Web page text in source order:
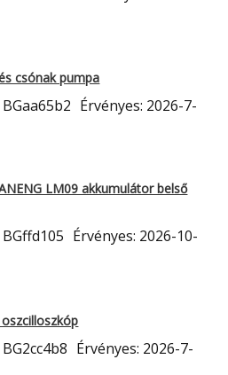
csónak pumpa
BGaa65b2 Érvényes: 2026-7-
LM09 akkumulátor belső
BGffd105 Érvényes: 2026-10-
BG2cc4b8 Érvényes: 2026-7-